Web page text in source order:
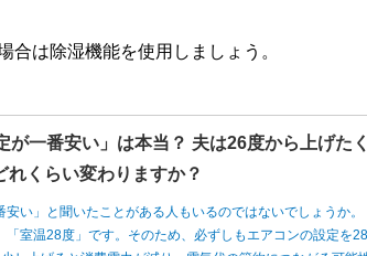
合は除湿機能を使用しましょう。
が一番安い」は本当？ 夫は26度から上げた
れくらい変わりますか？
安い」と聞いたことがある人もいるのではないでしょうか
「室温28度」です。そのため、必ずしもエアコンの設定を